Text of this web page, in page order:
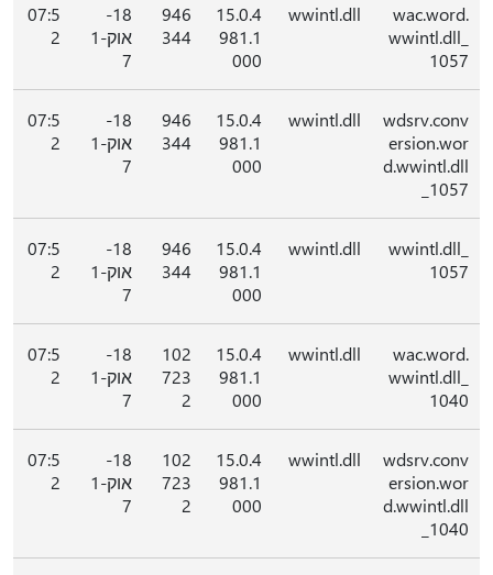
wac.word.
wwintl.dll_
1057
wwintl.dll
15.0.4
981.1
000
946
344
18-
אוק-1
7
07:5
2
wdsrv.conv
ersion.wor
d.wwintl.dll
_1057
wwintl.dll
15.0.4
981.1
000
946
344
18-
אוק-1
7
07:5
2
wwintl.dll_
1057
wwintl.dll
15.0.4
981.1
000
946
344
18-
אוק-1
7
07:5
2
wac.word.
wwintl.dll_
1040
wwintl.dll
15.0.4
981.1
000
102
723
2
18-
אוק-1
7
07:5
2
wdsrv.conv
ersion.wor
d.wwintl.dll
_1040
wwintl.dll
15.0.4
981.1
000
102
723
2
18-
אוק-1
7
07:5
2